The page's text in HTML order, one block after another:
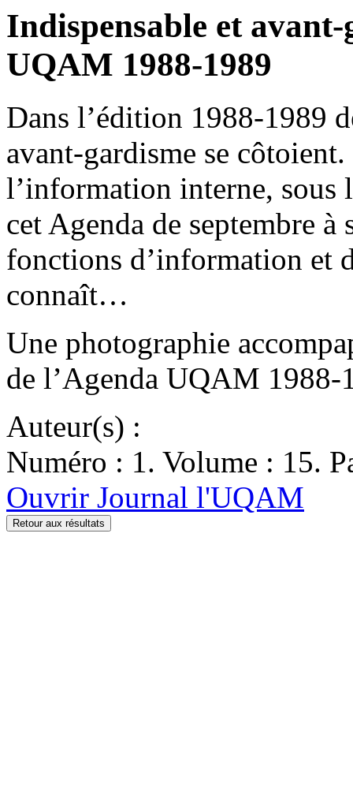
Indispensable et
UQAM 1988-1989
Dans l’édition 1988-1989
avant-gardisme se
l’information interne,
cet Agenda de septembre
fonctions d’information et
connaît…
Une photographie
de l’Agenda UQAM 1988-
Auteur(s) :
Numéro : 1. Volume : 15.
Ouvrir Journal l'UQAM
Retour aux résultats